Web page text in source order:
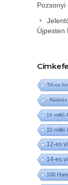
Pozsonyi
Újpesten
'56-os
-
10 millió
10
12-es
14-es
100